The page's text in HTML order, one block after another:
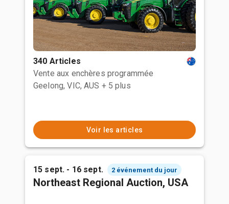
340 Articles
Vente aux enchères programmée
Geelong, VIC, AUS + 5 plus
Voir les articles
15 sept. - 16 sept. 2 événement du jour
Northeast Regional Auction, USA